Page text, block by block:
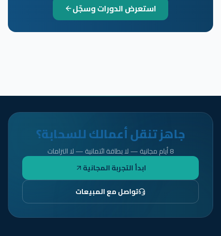
استعرض الدورات وسجّل
جاهز تنقل أعمالك للسحابة؟
8 أيام مجانية — لا بطاقة ائتمانية — لا التزامات
ابدأ التجربة المجانية
تواصل مع المبيعات